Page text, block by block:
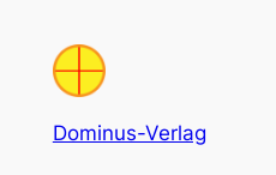
Dominus-Verlag